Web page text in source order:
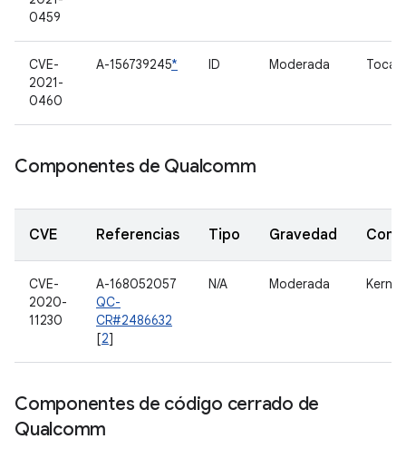
0459
CVE-
2021-
0460
A-156739245* ID Moderada Tocar
Componentes de Qualcomm
CVE Referencias Tipo Gravedad
CVE-
2020-
11230
A-168052057
QC-
CR#2486632
[2]
N/A Moderada Kernel
Componentes de código cerrado de
Qualcomm